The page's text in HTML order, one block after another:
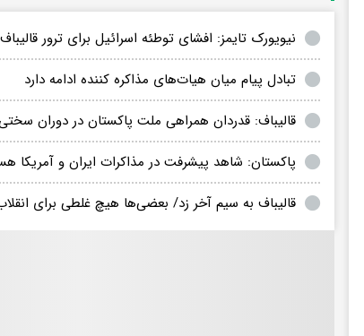
نیویورک تایمز: افشای توطئه اسرائیل برای ترور
تبادل پیام میان هیات‌های مذاکره کننده ادامه دارد
قالیباف: قدردان همراهی ملت پاکستان در دوران
پاکستان: شاهد پیشرفت در مذاکرات ایران و آمریکا
قالیباف به سیم آخر زد/ بعضی‌ها هیچ غلطی برای